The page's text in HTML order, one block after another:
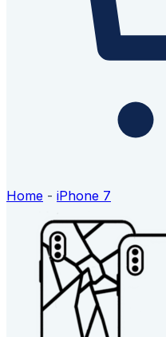
Home - iPhone 7